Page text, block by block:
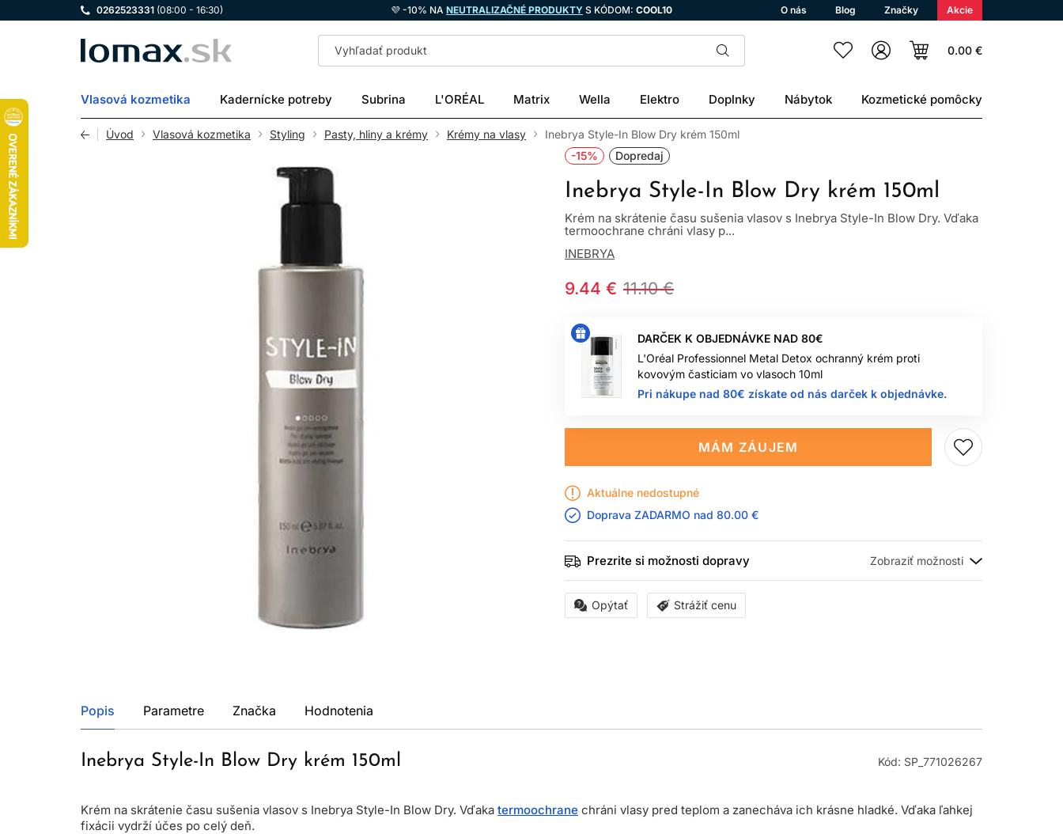
0262523331 (08:00 - 16:30) 💜 -10% NA NEUTRALIZAČNÉ PRODUKTY S KÓDOM: COOL10 O nás Blog Značky Akcie
LOMAX 0.00 €
Vlasová kozmetika Kadernícke potreby Subrina L'ORÉAL Matrix Wella Elektro Doplnky Nábytok Kozmetické pomôcky
Úvod Vlasová kozmetika Styling Pasty, hliny a krémy Krémy na vlasy
Inebrya Style-In Blow Dry krém 150ml
-15%
Dopredaj
Inebrya Style-In Blow Dry krém 150ml
Krém na skrátenie času sušenia vlasov s Inebrya Style-In Blow Dry. Vďaka
termoochrane chráni vlasy p...
INEBRYA
11.10 €
9.44 €
DARČEK K OBJEDNÁVKE NAD 80€
L'Oréal Professionnel Metal Detox ochranný krém proti
kovovým časticiam vo vlasoch 10ml
Pri nákupe nad 80€ získate od nás darček k objednávke.
MÁM ZÁUJEM
Aktuálne nedostupné
Doprava ZADARMO nad 80.00 €
Prezrite si možnosti dopravy
Opýtať Strážiť cenu
Popis Parametre Značka Hodnotenia
Inebrya Style-In Blow Dry krém 150ml Kód: SP_771026267
Krém na skrátenie času sušenia vlasov s Inebrya Style-In Blow Dry. Vďaka termoochrane chráni vlasy pred teplom a zanecháva ich krásne hladké. Vďaka ľahkej
fixácii vydrží účes po celý deň.